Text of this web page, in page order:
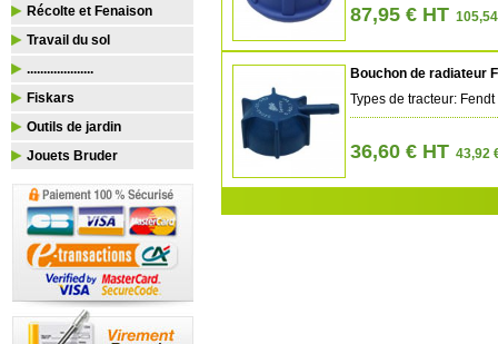
Récolte et Fenaison
Travail du sol
....................
Fiskars
Outils de jardin
Jouets Bruder
87,95 € HT
Bouchon de radiateur
Types de tracteur:
36,60 € HT 43,92